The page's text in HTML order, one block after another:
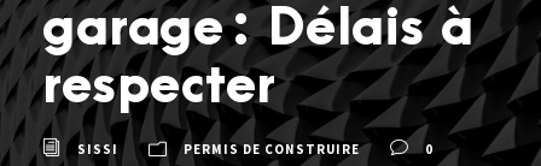
garage : Délais à
respecter
SISSI PERMIS DE CONSTRUIRE 0